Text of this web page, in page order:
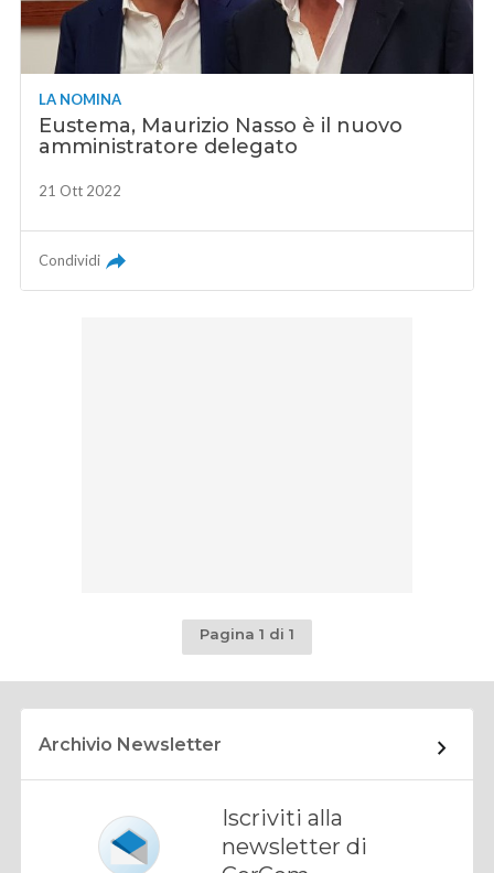
LA NOMINA
Eustema, Maurizio Nasso è il nuovo
amministratore delegato
21 Ott 2022
Condividi
Pagina 1 di 1
Archivio Newsletter
Iscriviti alla
newsletter di